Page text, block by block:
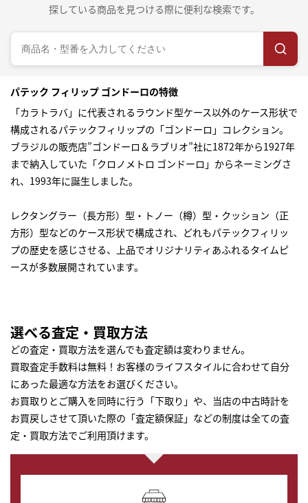
探している商品を見つける際に便利な検索です。
パテック フィリップ ゴンドーロの特徴
「カラトラバ」に代表されるラウンド型ケース以外のケース形状で
構成されるパテックフィリップの「ゴンドーロ」コレクション。
ブラジルの販売店”ゴンドーロ＆ラブリオ”社に1872年から1927年
まで納入していた「クロノメトロ ゴンドーロ」からネーミングさ
れ、1993年に誕生しました。
レクタングラー（長方形）型・トノー（樽）型・クッション（正
方形）型などのケース形状で構成され、どれもパテックフィリッ
プの歴史を感じさせる、上品でオリジナリティあふれるタイムピ
ースが多数展開されています。
選べる査定・買取方法
どの査定・買取方法を選んでも査定額は変わりません。
買取査定手数料は無料！お客様のライフスタイルに合わせて自分
にあった最適な方法をお選びください。
お買取りとご購入を同時に行う「下取り」や、当店の中古時計を
お買戻しさせて頂いた際の「査定額保証」などの制度は全ての査
定・買取方法でご利用頂けます。